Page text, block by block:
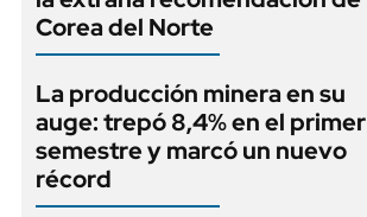
Corea del Norte
La producción minera en su
auge: trepó 8,4% en el primer
semestre y marcó un nuevo
récord